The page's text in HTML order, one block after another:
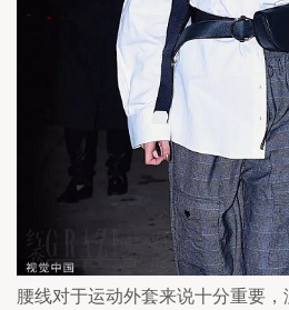
腰线对于运动外套来说十分重要